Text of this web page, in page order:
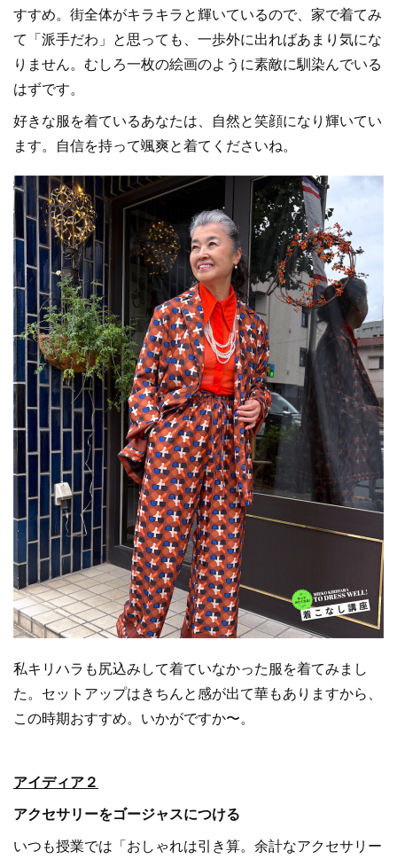
すすめ。街全体がキラキラと輝いているので、家で着てみ
て「派手だわ」と思っても、一歩外に出ればあまり気にな
りません。むしろ一枚の絵画のように素敵に馴染んでいる
はずです。
好きな服を着ているあなたは、自然と笑顔になり輝いてい
ます。自信を持って颯爽と着てくださいね。
私キリハラも尻込みして着ていなかった服を着てみまし
た。セットアップはきちんと感が出て華もありますから、
この時期おすすめ。いかがですか〜。
アイディア２
アクセサリーをゴージャスにつける
いつも授業では「おしゃれは引き算。余計なアクセサリー